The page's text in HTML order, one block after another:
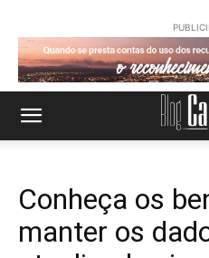
Conheça os
manter os